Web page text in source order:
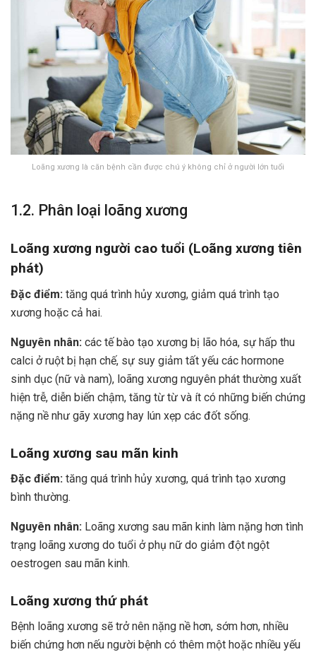
Loãng xương là căn bệnh cần được chú ý không chỉ ở người lớn tuổi
1.2. Phân loại loãng xương
Loãng xương người cao tuổi (Loãng xương tiên
phát)
Đặc điểm: tăng quá trình hủy xương, giảm quá trình tạo
xương hoặc cả hai.
Nguyên nhân: các tế bào tạo xương bị lão hóa, sự hấp thu
calci ở ruột bị hạn chế, sự suy giảm tất yếu các hormone
sinh dục (nữ và nam), loãng xương nguyên phát thường xuất
hiện trễ, diễn biến chậm, tăng từ từ và ít có những biến chứng
nặng nề như gãy xương hay lún xẹp các đốt sống.
Loãng xương sau mãn kinh
Đặc điểm: tăng quá trình hủy xương, quá trình tạo xương
bình thường.
Nguyên nhân: Loãng xương sau mãn kinh làm nặng hơn tình
trạng loãng xương do tuổi ở phụ nữ do giảm đột ngột
oestrogen sau mãn kinh.
Loãng xương thứ phát
Bệnh loãng xương sẽ trở nên nặng nề hơn, sớm hơn, nhiều
biến chứng hơn nếu người bệnh có thêm một hoặc nhiều yếu